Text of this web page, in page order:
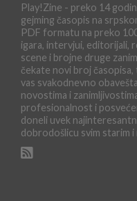
Play!Zine - preko 14
gejming časopis na
PDF formatu na preko
igara, intervjui, editorijali,
scene i brojne druge
čekate novi broj časopisa,
vas svakodnevno
novostima i
profesionalnost i
doneli uvek
dobrodošlicu svim starim i